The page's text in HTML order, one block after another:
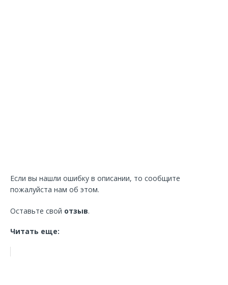
Если вы нашли ошибку в описании, то сообщите
пожалуйста нам об этом.
Оставьте свой отзыв.
Читать еще: